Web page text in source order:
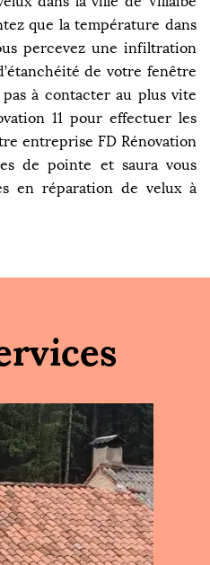
que la température dans
percevez une infiltration
de votre fenêtre
à contacter au plus vite
11 pour effectuer les
entreprise FD Rénovation
de pointe et saura vous
en réparation de velux à